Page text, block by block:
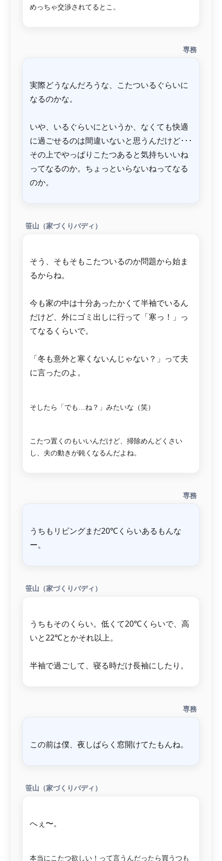
専務
実際どうなんだろうな、こたついるぐらいに
なるのかな。
いや、いるぐらいにというか、なくても快適
に過ごせるのは間違いないと思うんだけど･･･
その上でやっぱりこたつあると気持ちいいね
ってなるのか。ちょっといらないねってなる
笹山（家づくりバディ）
そう、そもそもこたついるのか問題から始ま
るからね。
今も家の中は十分あったかくて半袖でいるん
だけど、外にゴミ出しに行って「寒っ！」っ
てなるくらいで。
「冬も意外と寒くないんじゃない？」って夫
に言ったのよ。
そしたら「でも…ね？」みたいな（笑）
こたつ置くのもいいんだけど、掃除めんどくさい
専務
うちもリビングまだ20℃くらいあるもんな
笹山（家づくりバディ）
うちもそのくらい。低くて20℃くらいで、高
いと22℃とかそれ以上。
専務
笹山（家づくりバディ）
へぇ〜。
本当にこたつ欲しい！って言うんだったら買うつも